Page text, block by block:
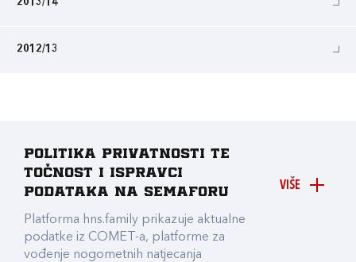
2013/14
2012/13
VIŠE
Politika privatnosti te
točnost i ispravci
podataka na Semaforu
Platforma hns.family prikazuje aktualne
podatke iz COMET-a, platforme za
vođenje nogometnih natjecanja